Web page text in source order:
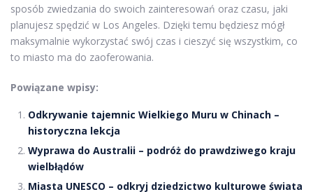
sposób zwiedzania do swoich zainteresowań oraz czasu, jaki
planujesz spędzić w Los Angeles. Dzięki temu będziesz mógł
maksymalnie wykorzystać swój czas i cieszyć się wszystkim, co
to miasto ma do zaoferowania.
Powiązane wpisy:
Odkrywanie tajemnic Wielkiego Muru w Chinach –
historyczna lekcja
Wyprawa do Australii – podróż do prawdziwego kraju
wielbłądów
Miasta UNESCO – odkryj dziedzictwo kulturowe świata